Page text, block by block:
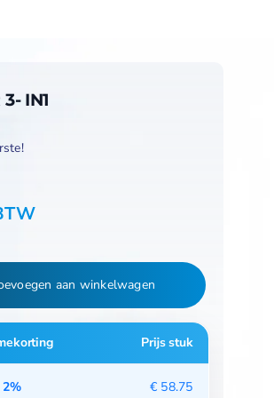
IN1
aan winkelwagen
Prijs stuk
2% € 58.75